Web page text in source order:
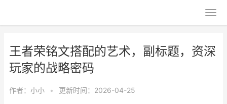
王者荣铭文搭配的艺术，副标题，资深
玩家的战略密码
作者： 小小 • 更新时间：2026-04-25